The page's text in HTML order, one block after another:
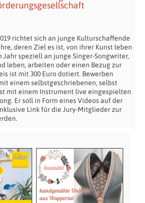
richtet sich an junge Kulturschaffende
deren Ziel es ist, von ihrer Kunst leben
Jahr speziell an junge Singer-Songwriter,
leben, arbeiten oder einen Bezug zur
ist mit 300 Euro dotiert. Bewerben
einem selbstgeschriebenen, selbst
mit einem Instrument live eingespielten
Er soll in Form eines Videos auf der
Link für die Jury-Mitglieder zur